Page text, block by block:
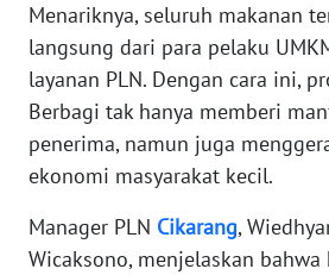
Menariknya, seluruh makanan
langsung dari para pelaku
layanan PLN. Dengan cara ini,
Berbagi tak hanya memberi
penerima, namun juga
ekonomi masyarakat kecil.
Manager PLN Cikarang,
Wicaksono, menjelaskan
WN
BARAT
WN
RIAU
SERAMBI